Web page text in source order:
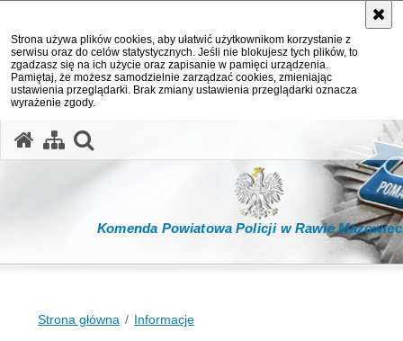
Strona używa plików cookies, aby ułatwić użytkownikom korzystanie z
serwisu oraz do celów statystycznych. Jeśli nie blokujesz tych plików, to
zgadzasz się na ich użycie oraz zapisanie w pamięci urządzenia.
Pamiętaj, że możesz samodzielnie zarządzać cookies, zmieniając
ustawienia przeglądarki. Brak zmiany ustawienia przeglądarki oznacza
wyrażenie zgody.
Komenda Powiatowa Policji w Rawie
Strona główna Informacje